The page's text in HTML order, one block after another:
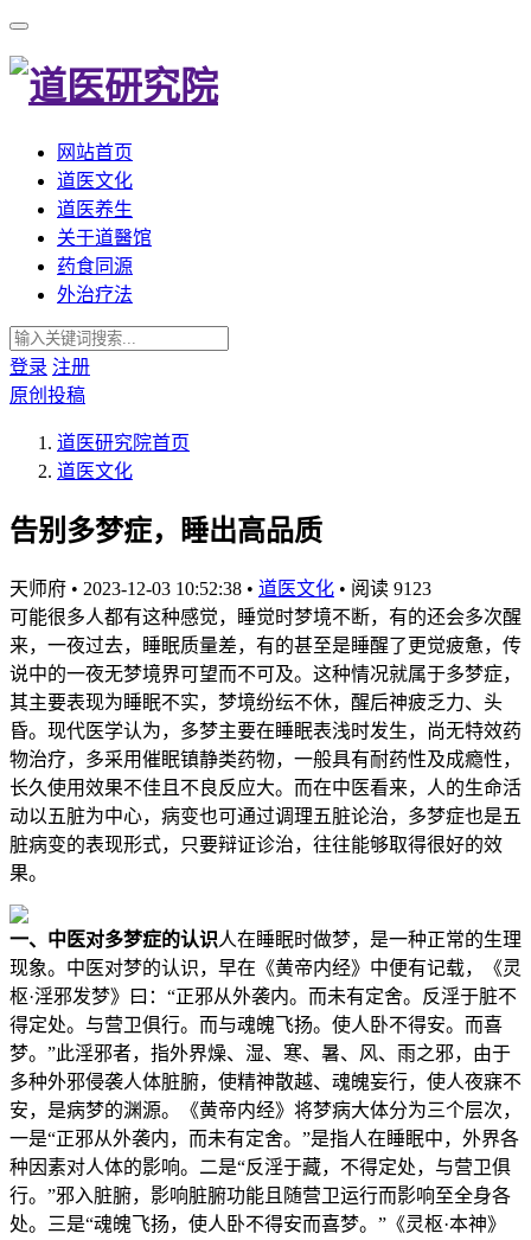
网站首页
道医文化
道医养生
关于道醫馆
药食同源
外治疗法
登录 注册
原创投稿
道医研究院首页
道医文化
告别多梦症，睡出高品质
天师府 • 2023-12-03 10:52:38 • 道医文化 • 阅读 9123
可能很多人都有这种感觉，睡觉时梦境不断，有的还会多次醒
来，一夜过去，睡眠质量差，有的甚至是睡醒了更觉疲惫，传
说中的一夜无梦境界可望而不可及。这种情况就属于多梦症，
其主要表现为睡眠不实，梦境纷纭不休，醒后神疲乏力、头
昏。现代医学认为，多梦主要在睡眠表浅时发生，尚无特效药
物治疗，多采用催眠镇静类药物，一般具有耐药性及成瘾性，
长久使用效果不佳且不良反应大。而在中医看来，人的生命活
动以五脏为中心，病变也可通过调理五脏论治，多梦症也是五
脏病变的表现形式，只要辩证诊治，往往能够取得很好的效
果。
一、中医对多梦症的认识人在睡眠时做梦，是一种正常的生理
现象。中医对梦的认识，早在《黄帝内经》中便有记载，《灵
枢·淫邪发梦》曰：“正邪从外袭内。而未有定舍。反淫于脏不
得定处。与营卫俱行。而与魂魄飞扬。使人卧不得安。而喜
梦。”此淫邪者，指外界燥、湿、寒、暑、风、雨之邪，由于
多种外邪侵袭人体脏腑，使精神散越、魂魄妄行，使人夜寐不
安，是病梦的渊源。《黄帝内经》将梦病大体分为三个层次，
一是“正邪从外袭内，而未有定舍。”是指人在睡眠中，外界各
种因素对人体的影响。二是“反淫于藏，不得定处，与营卫俱
行。”邪入脏腑，影响脏腑功能且随营卫运行而影响至全身各
处。三是“魂魄飞扬，使人卧不得安而喜梦。”《灵枢·本神》